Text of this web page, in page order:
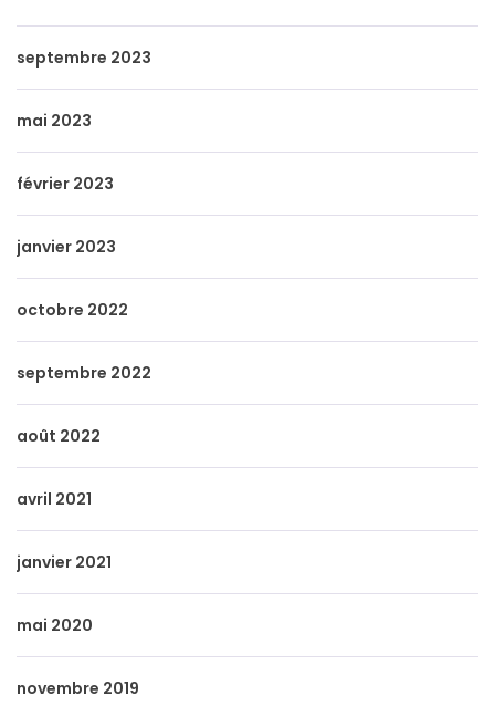
septembre 2023
mai 2023
février 2023
janvier 2023
octobre 2022
septembre 2022
août 2022
avril 2021
janvier 2021
mai 2020
novembre 2019